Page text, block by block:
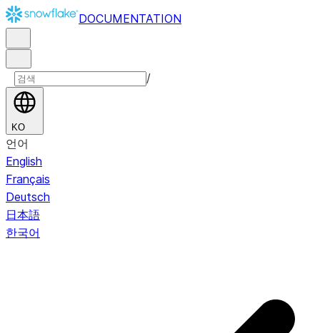
DOCUMENTATION
/
KO
언어
English
Français
Deutsch
日本語
한국어